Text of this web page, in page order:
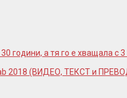
години, а тя го е хващала
2018 (ВИДЕО, ТЕКСТ и